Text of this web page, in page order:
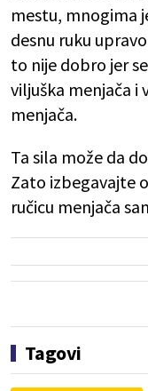
mestu, mnogima
desnu ruku
to nije dobro jer
viljuška menjača i
menjača.
Ta sila može da
Zato izbegavajte
ručicu menjača
Tagovi